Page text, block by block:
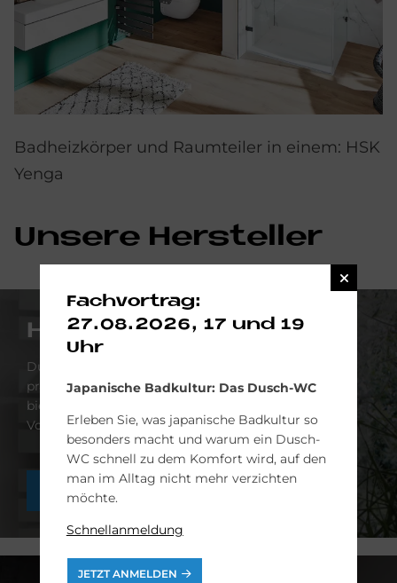
Badheizkörper und Raumteiler in einem: HSK
Yenga
Un­se­re Her­stel­ler
HSK
Durchdachtes Design verbindet klare Formen mit
praktischer Funktion: Hochwertige Handtuchhalter
bieten ausreichend Platz zum Trocknen und
Vorwärmen – ...
WEITERE INFOS
Fachvortrag:
27.08.2026, 17 und 19
Uhr
Japanische Badkultur: Das Dusch-WC
Erleben Sie, was japanische Badkultur so
besonders macht und warum ein Dusch-
WC schnell zu dem Komfort wird, auf den
man im Alltag nicht mehr verzichten
möchte.
Schnellanmeldung
JETZT ANMELDEN